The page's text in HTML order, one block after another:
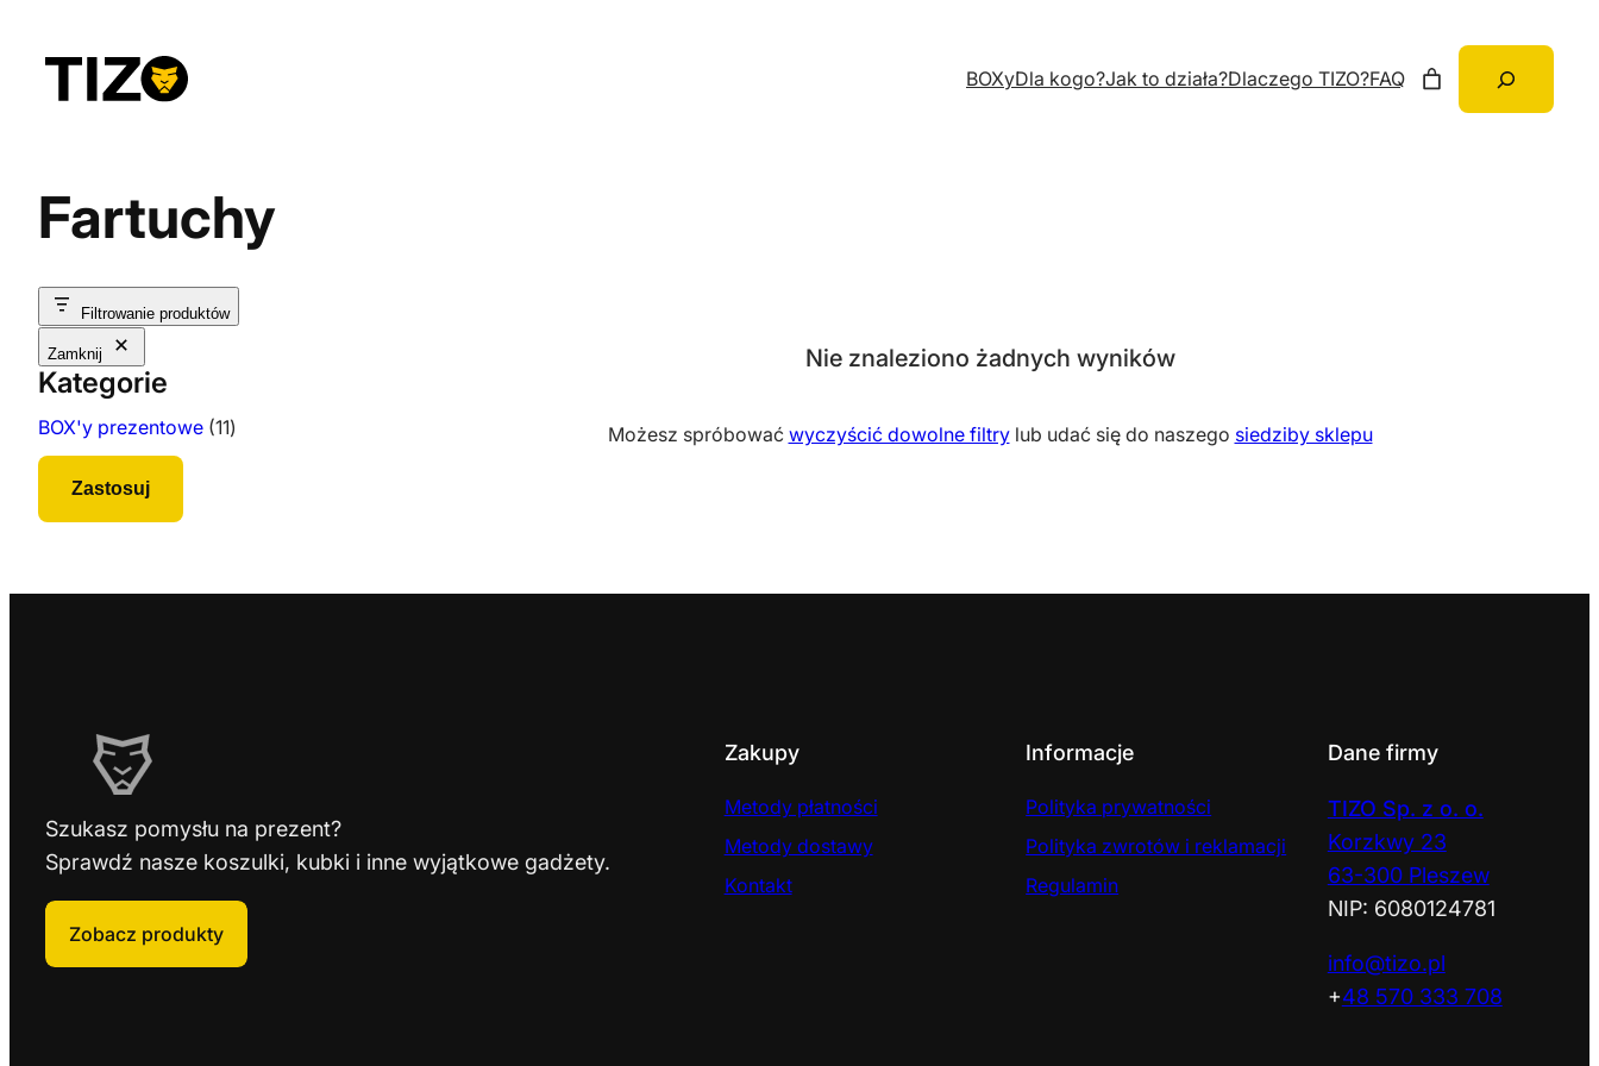
BOXyDla kogo?Jak to działa?Dlaczego TIZO?FAQ
Szukaj
Fartuchy
Filtrowanie produktów
Zamknij
Kategorie
BOX'y prezentowe 111
1
ó
Zastosuj
Nie znaleziono żadnych wyników
Możesz spróbować wyczyścić dowolne filtrylub udać się do naszego siedziby sklepu
Szukasz pomysłu na prezent?
Sprawdź nasze koszulki, kubki i inne wyjątkowe gadżety.
Zobacz produkty
Zakupy
Metody płatności
Metody dostawy
Kontakt
Informacje
Polityka prywatności
Polityka zwrotów i reklamacji
Regulamin
Dane firmy
TIZO Sp. z o. o.
Korzkwy 23
63-300 Pleszew
NIP: 6080124781
info@tizo.pl
+48 570 333 708